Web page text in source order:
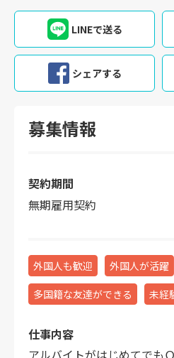
LINEで送る
シェアする
募集情報
契約期間
無期雇用契約
外国人も歓迎
外国人が活躍
多国籍な友達ができる
未経
仕事内容